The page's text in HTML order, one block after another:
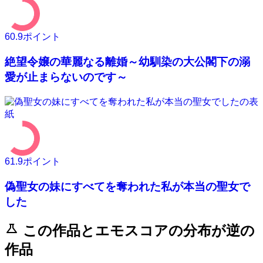
60.9ポイント
絶望令嬢の華麗なる離婚～幼馴染の大公閣下の溺
愛が止まらないのです～
61.9ポイント
偽聖女の妹にすべてを奪われた私が本当の聖女で
した
science この作品とエモスコアの分布が逆の
作品